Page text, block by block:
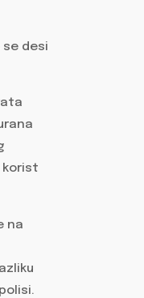
se desi
korist
na